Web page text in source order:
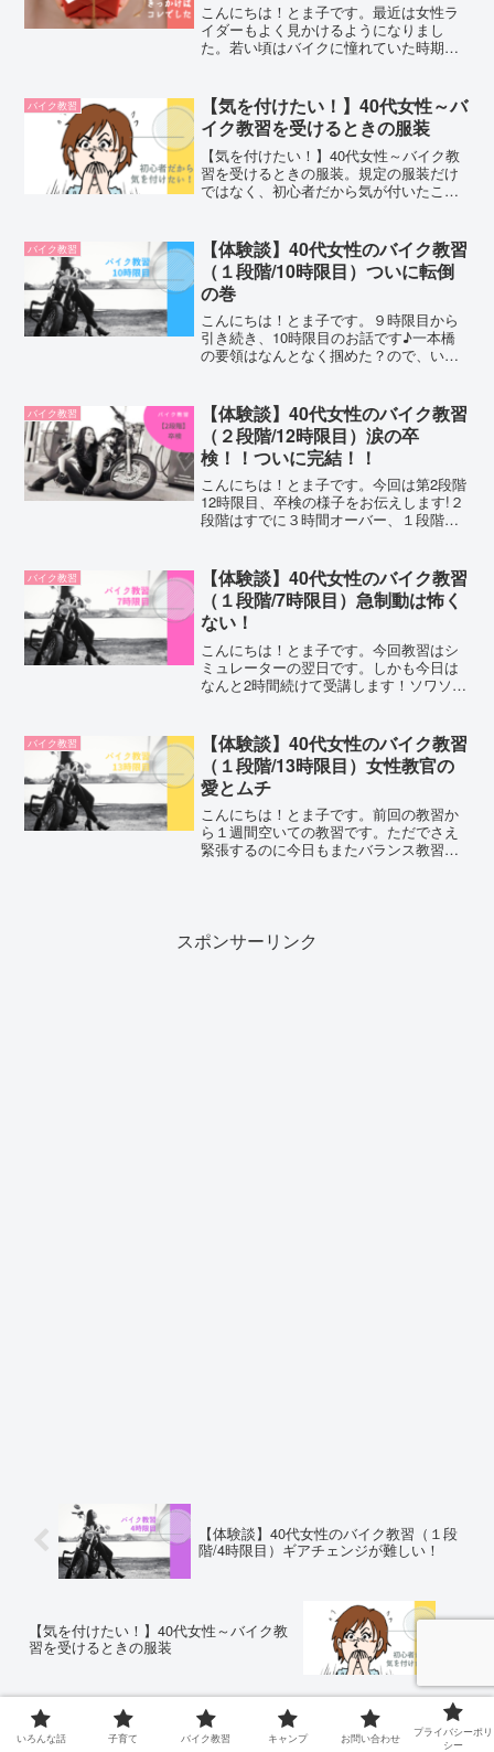
こんにちは！とま子です。最近は女性ラ
イダーもよく見かけるようになりまし
た。若い頃はバイクに憧れていた時期も
らこそ、女性ライダーは何をきっかけに
免許取得に踏み切るのでしょ...
バイク教習
【気を付けたい！】40代女性～バ
イク教習を受けるときの服装
【気を付けたい！】40代女性～バイク教
習を受けるときの服装。規定の服装だけ
ではなく、初心者だから気が付いたこ
バイク教習
【体験談】40代女性のバイク教習
（１段階/10時限目）ついに転倒
の巻
こんにちは！とま子です。９時限目から
引き続き、10時限目のお話です♪一本橋
の要領はなんとなく掴めた？ので、いよ
すので、この時点で1時間オーバーという
ことになります。...
バイク教習
【体験談】40代女性のバイク教習
（２段階/12時限目）涙の卒
検！！ついに完結！！
こんにちは！とま子です。今回は第2段階
12時限目、卒検の様子をお伝えします!２
段階はすでに３時間オーバー、１段階と
規定17時間の技能教習を、25時間かけて
クリアした私の...
バイク教習
【体験談】40代女性のバイク教習
（１段階/7時限目）急制動は怖く
ない！
こんにちは！とま子です。今回教習はシ
ミュレーターの翌日です。しかも今日は
なんと2時間続けて受講します！ソワソワ
教習はこちら【６時限目シミュレータ
ー】バイク合宿免許はこ...
バイク教習
【体験談】40代女性のバイク教習
（１段階/13時限目）女性教官の
愛とムチ
こんにちは！とま子です。前回の教習か
ら１週間空いての教習です。ただでさえ
緊張するのに今日もまたバランス教習か
スポンサーリンク
【体験談】40代女性のバイク教習（１段
階/4時限目）ギアチェンジが難しい！
【気を付けたい！】40代女性～バイク教
習を受けるときの服装
コメント
いろんな話 子育て バイク教習 キャンプ お問い合わせ
プライバシーポリ
シー